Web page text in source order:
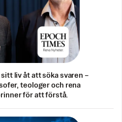
liv åt att söka svaren –
teologer och rena
för att förstå.